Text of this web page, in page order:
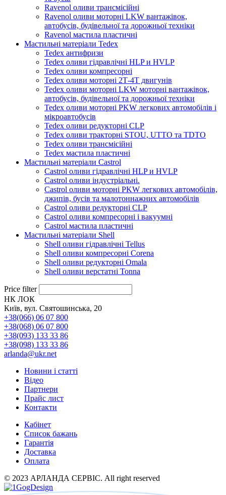
Ravenol оливи трансмісійні
Ravenol оливи моторні LKW вантажівок,
автобусів, будівельної та дорожньої техніки
Ravenol мастила пластичні
Мастильні матеріали Tedex
Tedex антифризи
Tedex оливи гідравлічні HLP и HVLP
Tedex оливи компресорні
Tedex оливи моторні 2Т-4Т двигунів
Tedex оливи моторні LKW моторні вантажівок,
автобусів, будівельної та дорожньої техніки
Tedex оливи моторні PKW легкових автомобілів і
мікроавтобусів
Tedex оливи редукторні CLP
Tedex оливи тракторні STOU, UTTO та TDTO
Tedex оливи трансмісійні
Tedex мастила пластичні
Мастильні матеріали Castrol
Castrol оливи гідравлічні HLP и HVLP
Castrol оливи індустріальні.
Castrol оливи моторні PKW легкових автомобілів,
джипів, бусів та малотоннажних автомобілів
Castrol оливи редукторні CLP
Castrol оливи компресорні і вакуумні
Castrol мастила пластичні
Мастильні матеріали Shell
Shell оливи гідравлічні Tellus
Shell оливи компресорні Corena
Shell оливи редукторні Omala
Shell оливи верстатні Tonna
Price filter
НК ЛОК
Київ, вул. Святошинська, 20
+38(066) 06 07 800
+38(068) 06 07 800
+38(093) 133 33 86
+38(098) 133 33 86
arlanda@ukr.net
Новини і статті
Відео
Партнери
Прайс лист
Контакти
Кабінет
Список бажань
Гарантія
Доставка
Оплата
© 2023 АРЛАНДА СЕРВІС. All right reserved